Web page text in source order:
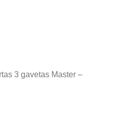
3 gavetas Master –